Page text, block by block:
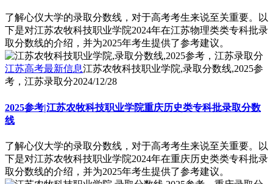
了解心仪大学的录取分数线，对于高考考生来说至关重要。以
下是对江苏农牧科技职业学院2024年在江苏物理类类专科批录
取分数线的介绍，并为2025年考生提供了参考建议。
江苏高考最新信息江苏农牧科技职业学院,录取分数线,2025参
考，江苏录取分2024/12/28
2025参考|江苏农牧科技职业学院重庆历史类专科批录取分数
线
了解心仪大学的录取分数线，对于高考考生来说至关重要。以
下是对江苏农牧科技职业学院2024年在重庆历史类类专科批录
取分数线的介绍，并为2025年考生提供了参考建议。